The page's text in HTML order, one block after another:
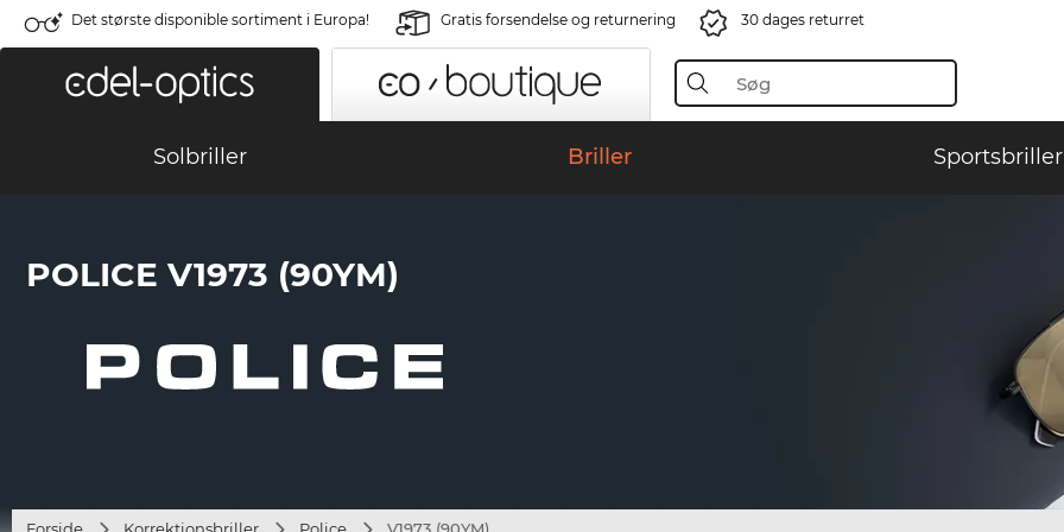
Det største disponible sortiment i Europa! Gratis forsendelse og returnering 30 dages returret
Solbriller Briller Sportsbriller
POLICE V1973 (90YM)